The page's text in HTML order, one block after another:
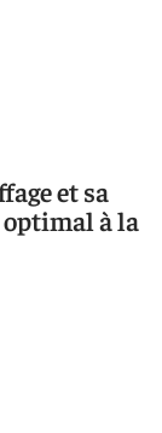
et sa
à la